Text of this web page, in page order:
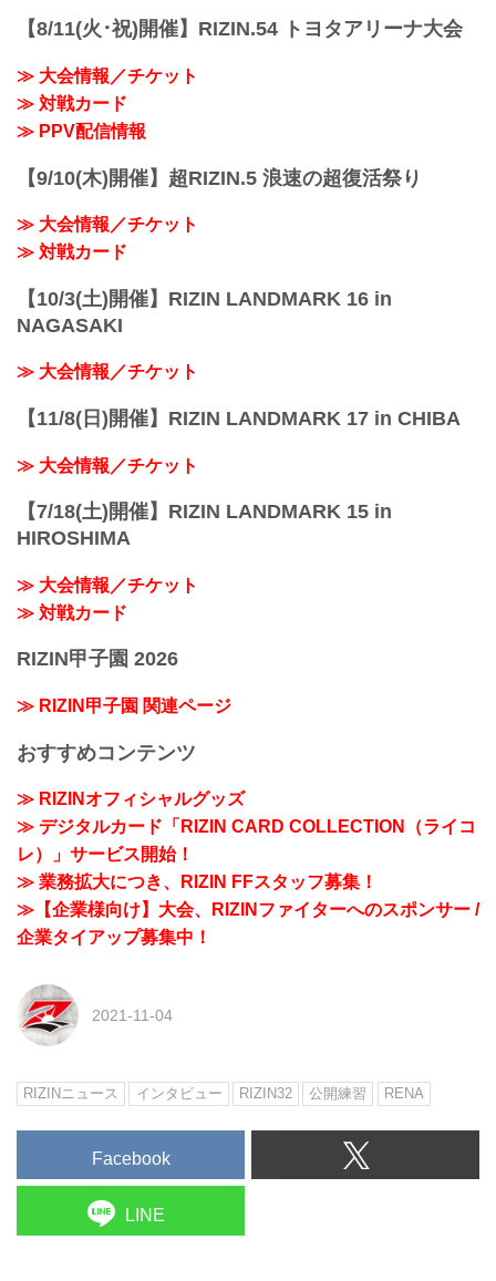
チェックしよう！
�チケット一般発売 10/31(日)~
pic.twitter.com/pq0DaikQpC
2021年11月20日（土）12:30開場 / 14:00
【8/11(火･祝)開催】RIZIN.54 トヨタアリーナ大会
≫ 大会情報／チケット
≫ 対戦カード
≫ PPV配信情報
【9/10(木)開催】超RIZIN.5 浪速の超復活祭り
≫ 大会情報／チケット
≫ 対戦カード
【10/3(土)開催】RIZIN LANDMARK 16 in
NAGASAKI
≫ 大会情報／チケット
【11/8(日)開催】RIZIN LANDMARK 17 in CHIBA
≫ 大会情報／チケット
【7/18(土)開催】RIZIN LANDMARK 15 in
HIROSHIMA
≫ 大会情報／チケット
≫ 対戦カード
RIZIN甲子園 2026
≫ RIZIN甲子園 関連ページ
おすすめコンテンツ
≫ RIZINオフィシャルグッズ
≫ デジタルカード「RIZIN CARD COLLECTION（ライコ
レ）」サービス開始！
≫ 業務拡大につき、RIZIN FFスタッフ募集！
≫【企業様向け】大会、RIZINファイターへのスポンサー /
企業タイアップ募集中！
2021-11-04
RIZINニュース インタビュー RIZIN32 公開練習 RENA
Facebook
LINE